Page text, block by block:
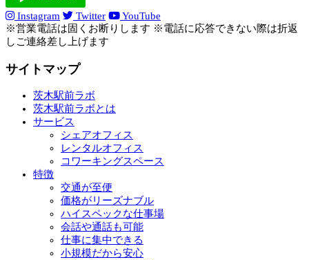
Instagram Twitter
YouTube
※営業電話は固くお断りします ※電話に応答できない際は折返
しご連絡差し上げます
サイトマップ
茨木駅前ラボ
茨木駅前ラボとは
サービス
シェアオフィス
レンタルオフィス
コワーキングスペース
特徴
交通が至便
価格がリーズナブル
ハイスペックな仕事場
会話や通話も可能
仕事に集中できる
小規模だから安心